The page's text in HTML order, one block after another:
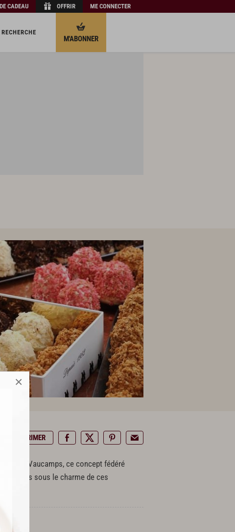
×
CADEAU OFFRIR ME CONNECTER
RECHERCHE
M'ABONNER
IMPRIMER
Vaucamps, ce concept fédéré
tombées sous le charme de ces